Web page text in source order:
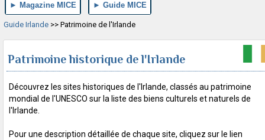
► Magazine MICE ► Guide MICE
Guide Irlande >> Patrimoine de l'Irlande
Patrimoine historique de l'Irlande
Découvrez les sites historiques de l'Irlande, classés au patrimoine
mondial de l'UNESCO sur la liste des biens culturels et naturels de
l'Irlande.
Pour une description détaillée de chaque site, cliquez sur le lien